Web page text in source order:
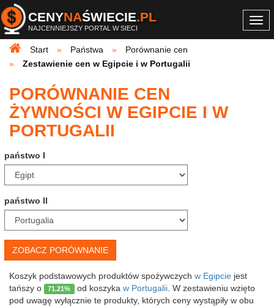
CENYNAŚWIECIE.PL
NAJCENNIEJSZY PORTAL W SIECI
Start
Państwa
Porównanie cen
Zestawienie cen w Egipcie i w Portugalii
PORÓWNANIE CEN
ŻYWNOŚCI W EGIPCIE I W
PORTUGALII
państwo I
państwo II
Koszyk podstawowych produktów spożywczych w Egipcie jest
tańszy o
71.21% od koszyka w Portugalii. W zestawieniu wzięto
pod uwagę wyłącznie te produkty, których ceny wystąpiły w obu